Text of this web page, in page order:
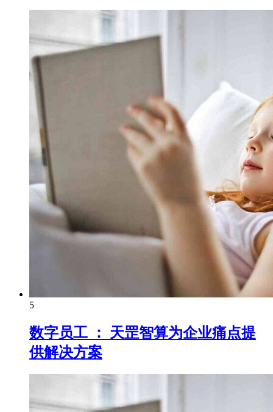
5
数字员工 ： 天罡智算为企业痛点提
供解决方案